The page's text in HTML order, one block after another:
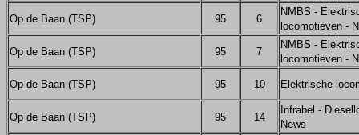
Op de Baan (TSP) 95 6
NMBS -
locomotieven -
Op de Baan (TSP) 95 7
NMBS -
locomotieven -
Op de Baan (TSP) 95 10 Elektrische
Op de Baan (TSP) 95 14
Infrabel -
News